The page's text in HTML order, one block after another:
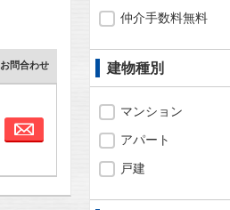
お問合わせ
お問合わせ
仲介手数料無料
建物種別
マンション
アパート
戸建